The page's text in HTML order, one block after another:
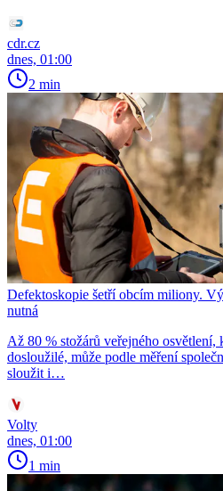
cdr.cz
dnes, 01:00
2 min
Defektoskopie šetří obcím miliony.
nutná
Až 80 % stožárů veřejného osvětlení,
dosloužilé, může podle měření
sloužit i…
Volty
dnes, 01:00
1 min